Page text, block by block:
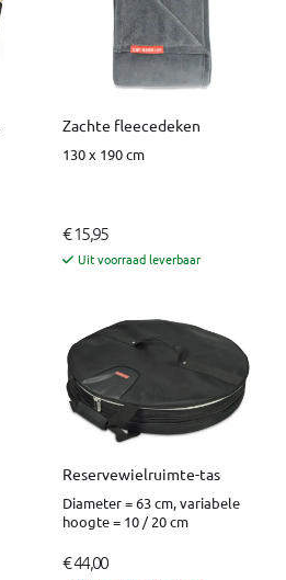
Zachte fleecedeken
130 x 190 cm
€ 15,95
Uit voorraad leverbaar
Reservewielruimte-tas
Diameter = 63 cm, variabele
hoogte = 10 / 20 cm
€ 44,00